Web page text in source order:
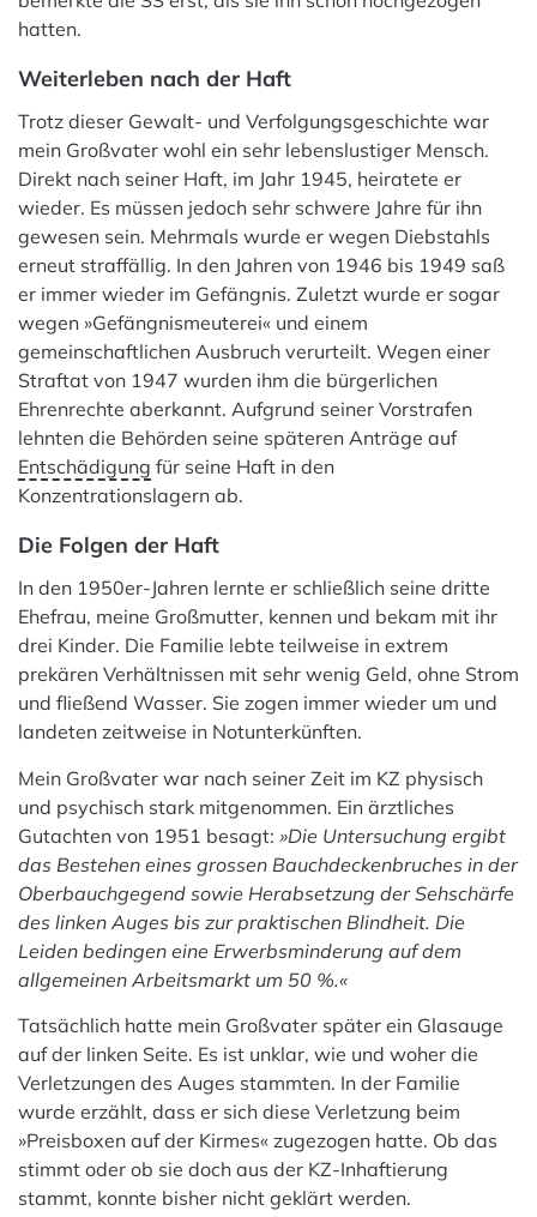
hatten.
Weiterleben nach der Haft
Trotz dieser Gewalt- und Verfolgungsgeschichte war
mein Großvater wohl ein sehr lebenslustiger Mensch.
Direkt nach seiner Haft, im Jahr 1945, heiratete er
wieder. Es müssen jedoch sehr schwere Jahre für ihn
gewesen sein. Mehrmals wurde er wegen Diebstahls
erneut straffällig. In den Jahren von 1946 bis 1949 saß
er immer wieder im Gefängnis. Zuletzt wurde er sogar
wegen »Gefängnismeuterei« und einem
gemeinschaftlichen Ausbruch verurteilt. Wegen einer
Straftat von 1947 wurden ihm die bürgerlichen
Ehrenrechte aberkannt. Aufgrund seiner Vorstrafen
lehnten die Behörden seine späteren Anträge auf
Entschädigung für seine Haft in den
Konzentrationslagern ab.
Die Folgen der Haft
In den 1950er-Jahren lernte er schließlich seine dritte
Ehefrau, meine Großmutter, kennen und bekam mit ihr
drei Kinder. Die Familie lebte teilweise in extrem
prekären Verhältnissen mit sehr wenig Geld, ohne Strom
und fließend Wasser. Sie zogen immer wieder um und
landeten zeitweise in Notunterkünften.
Mein Großvater war nach seiner Zeit im KZ physisch
und psychisch stark mitgenommen. Ein ärztliches
Gutachten von 1951 besagt: »Die Untersuchung ergibt
das Bestehen eines grossen Bauchdeckenbruches in der
Oberbauchgegend sowie Herabsetzung der Sehschärfe
des linken Auges bis zur praktischen Blindheit. Die
Leiden bedingen eine Erwerbsminderung auf dem
allgemeinen Arbeitsmarkt um 50 %.«
Tatsächlich hatte mein Großvater später ein Glasauge
auf der linken Seite. Es ist unklar, wie und woher die
Verletzungen des Auges stammten. In der Familie
wurde erzählt, dass er sich diese Verletzung beim
»Preisboxen auf der Kirmes« zugezogen hatte. Ob das
stimmt oder ob sie doch aus der KZ-Inhaftierung
stammt, konnte bisher nicht geklärt werden.